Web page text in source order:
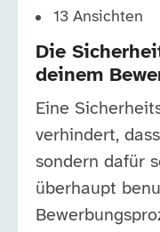
13 Ansichten
Die
deinem
Eine
verhindert,
sondern dafür
überhaupt